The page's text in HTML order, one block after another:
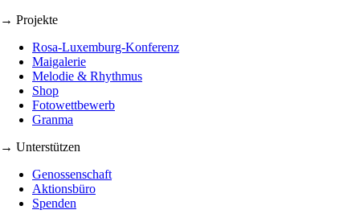
→ Projekte
Rosa-Luxemburg-Konferenz
Maigalerie
Melodie & Rhythmus
Shop
Fotowettbewerb
Granma
→ Unterstützen
Genossenschaft
Aktionsbüro
Spenden